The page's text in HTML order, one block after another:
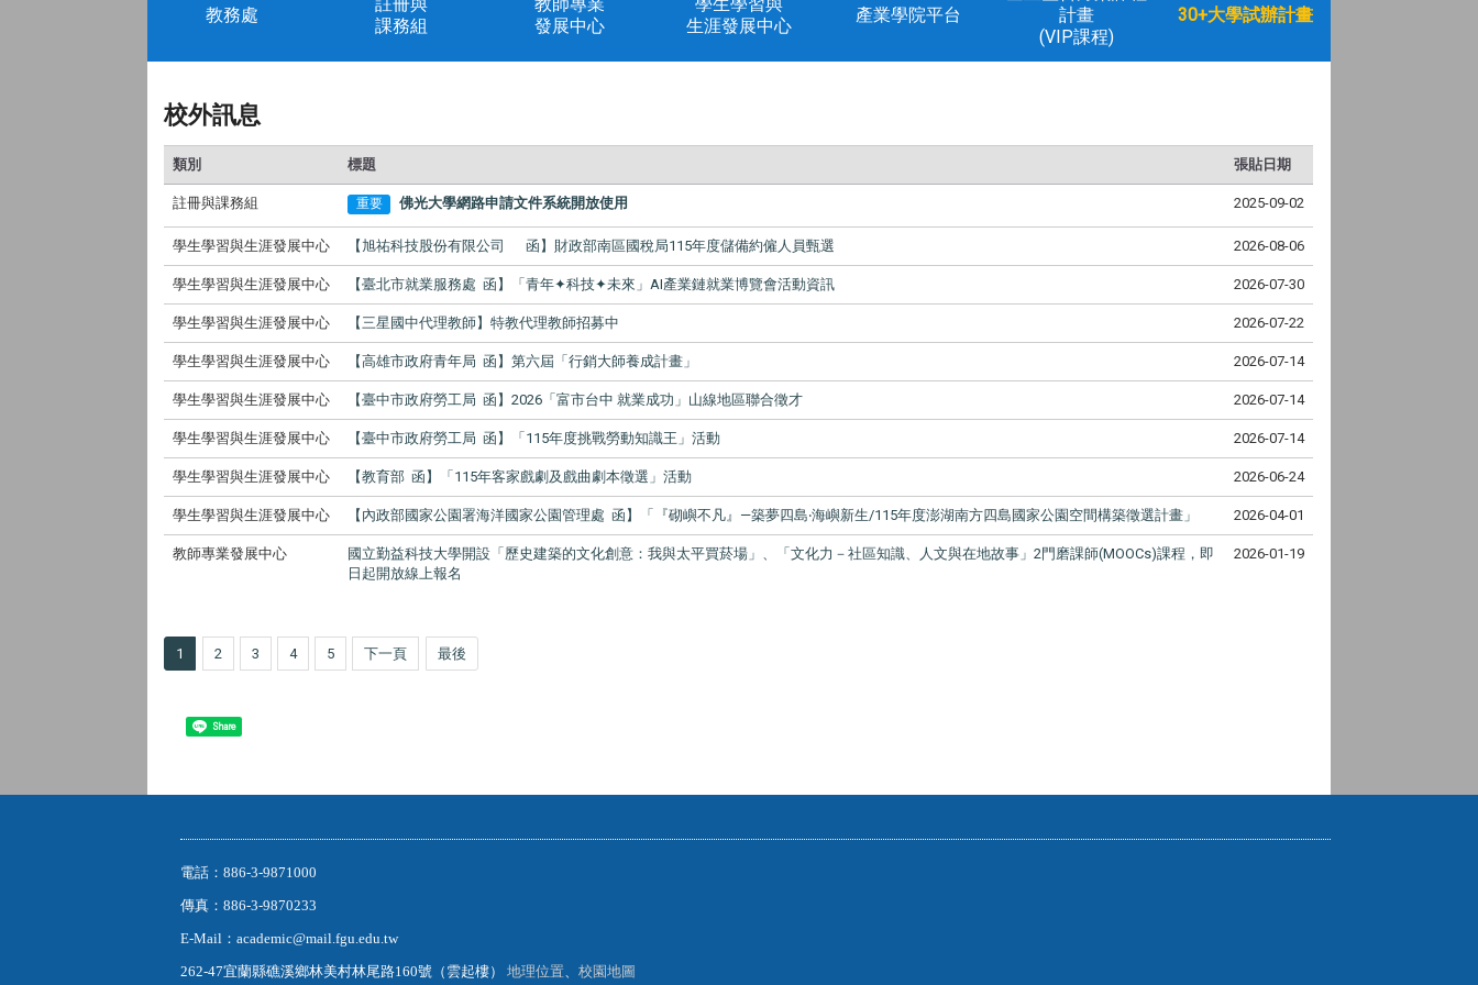
教務處
課務組
發展中心
生涯發展中心
產業學院平台
計畫
(VIP課程)
30+大學試辦計畫
校外訊息
類別 標題 張貼日期
註冊與課務組 重要 佛光大學網路申請文件系統開放使用 2025-09-02
學生學習與生涯發展中心 【旭祐科技股份有限公司 函】財政部南區國稅局115年度儲備約僱人員甄選 2026-08-06
學生學習與生涯發展中心 【臺北市就業服務處 函】「青年✦科技✦未來」AI產業鏈就業博覽會活動資訊 2026-07-30
學生學習與生涯發展中心 【三星國中代理教師】特教代理教師招募中 2026-07-22
學生學習與生涯發展中心 【高雄市政府青年局 函】第六屆「行銷大師養成計畫」 2026-07-14
學生學習與生涯發展中心 【臺中市政府勞工局 函】2026「富市台中 就業成功」山線地區聯合徵才 2026-07-14
學生學習與生涯發展中心 【臺中市政府勞工局 函】「115年度挑戰勞動知識王」活動 2026-07-14
學生學習與生涯發展中心 【教育部 函】「115年客家戲劇及戲曲劇本徵選」活動 2026-06-24
學生學習與生涯發展中心 【內政部國家公園署海洋國家公園管理處 函】「『砌嶼不凡』—築夢四島‧海嶼新生/115年度澎湖南方四島國家公園空間構築徵選計畫」 2026-04-01
教師專業發展中心
國立勤益科技大學開設「歷史建築的文化創意：我與太平買菸場」、「文化力－社區知識、人文與在地故事」2門磨課師(MOOCs)課程，即
日起開放線上報名
2026-01-19
1 2 3 4 5 下一頁 最後
Share
電話：886-3-9871000
傳真：886-3-9870233
E-Mail：academic@mail.fgu.edu.tw
262-47宜蘭縣礁溪鄉林美村林尾路160號（雲起樓）地理位置 、校園地圖